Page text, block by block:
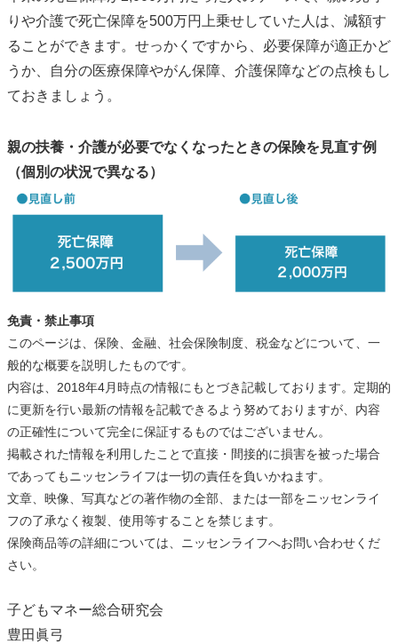
りや介護で死亡保障を500万円上乗せしていた人は、減額す
ることができます。せっかくですから、必要保障が適正かど
うか、自分の医療保障やがん保障、介護保障などの点検もし
ておきましょう。
親の扶養・介護が必要でなくなったときの保険を見直す例
（個別の状況で異なる）
免責・禁止事項
このページは、保険、金融、社会保険制度、税金などについて、一
般的な概要を説明したものです。
内容は、2018年4月時点の情報にもとづき記載しております。定期的
に更新を行い最新の情報を記載できるよう努めておりますが、内容
の正確性について完全に保証するものではございません。
掲載された情報を利用したことで直接・間接的に損害を被った場合
であってもニッセンライフは一切の責任を負いかねます。
文章、映像、写真などの著作物の全部、または一部をニッセンライ
フの了承なく複製、使用等することを禁じます。
保険商品等の詳細については、ニッセンライフへお問い合わせくだ
さい。
子どもマネー総合研究会
豊田眞弓